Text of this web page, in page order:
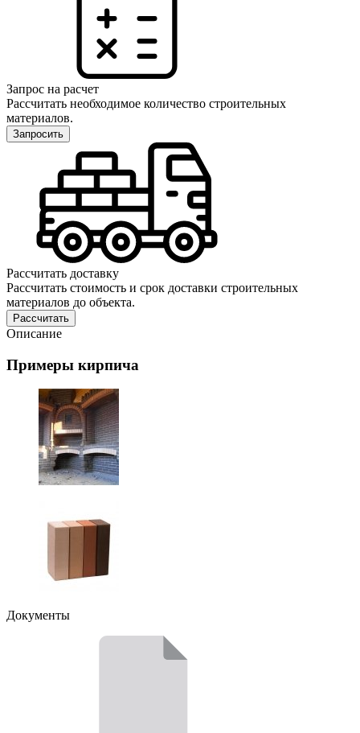
Запрос на расчет
Рассчитать необходимое количество строительных
материалов.
Запросить
Рассчитать доставку
Рассчитать стоимость и срок доставки строительных
материалов до объекта.
Рассчитать
Описание
Примеры кирпича
Документы